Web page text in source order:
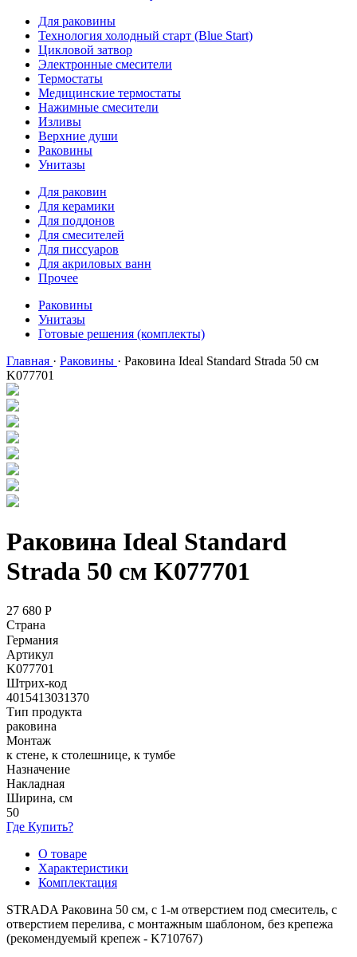
Для раковины
Технология холодный старт (Blue Start)
Цикловой затвор
Электронные смесители
Термостаты
Медицинские термостаты
Нажимные смесители
Изливы
Верхние души
Раковины
Унитазы
Для раковин
Для керамики
Для поддонов
Для смесителей
Для писсуаров
Для акриловых ванн
Прочее
Раковины
Унитазы
Готовые решения (комплекты)
Главная · Раковины · Раковина Ideal Standard Strada 50 см
K077701
Раковина Ideal Standard
Strada 50 см K077701
27 680 Р
Страна
Германия
Артикул
K077701
Штрих-код
4015413031370
Тип продукта
раковина
Монтаж
к стене, к столешнице, к тумбе
Назначение
Накладная
Ширина, см
50
Где Купить?
О товаре
Характеристики
Комплектация
STRADA Раковина 50 см, с 1-м отверстием под смеситель, с
отверстием перелива, с монтажным шаблоном, без крепежа
(рекомендуемый крепеж - K710767)